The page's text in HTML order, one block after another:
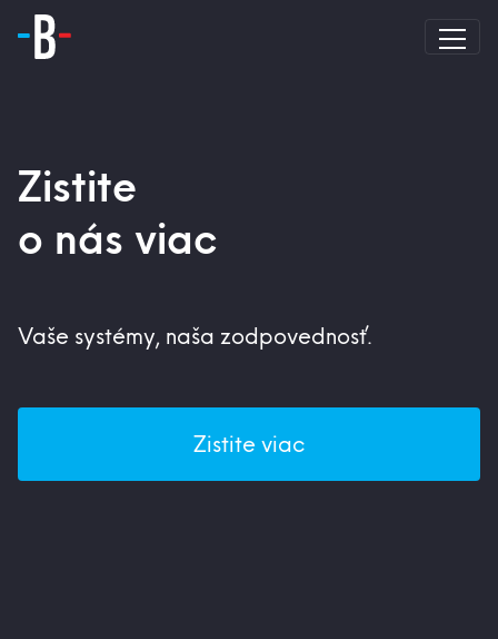
Zistite
o nás viac
Vaše systémy, naša zodpovednosť.
Zistite viac